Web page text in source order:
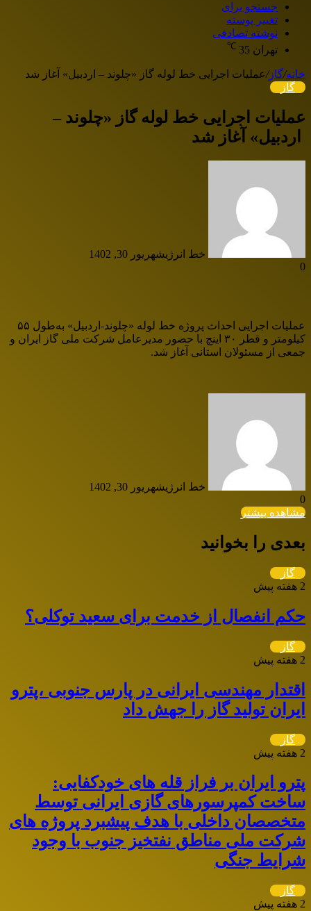
جستجو برای
تغییر پوسته
نوشته تصادفی
تهران 35
℃
خانه/گاز/عملیات اجرایی خط لوله گاز «چلوند – اردبیل» آغاز شد
گاز
عملیات اجرایی خط لوله گاز «چلوند –
اردبیل» آغاز شد
خط انرژیشهریور 30, 1402
0
عملیات اجرایی احداث پروژه خط لوله «چلوند-اردبیل» به‌طول ۵۵
کیلومتر و قطر ۳۰ اینچ با حضور مدیرعامل شرکت ملی گاز ایران و
جمعی از مسئولان استانی آغاز ‌شد.
خط انرژیشهریور 30, 1402
0
مشاهده بیشتر
بعدی را بخوانید
گاز
2 هفته پیش
حکم انفصال از خدمت برای سعید توکلی؟
گاز
2 هفته پیش
اقتدار مهندسی ایرانی در پارس جنوبی ،پترو
ایران تولید گاز را جهش داد
گاز
2 هفته پیش
پترو ایران بر فراز قله های خودکفایی:
ساخت کمپرسورهای گازی ایرانی توسط
متخصصان داخلی با هدف پیشبرد پروژه های
شرکت ملی مناطق نفتخیز جنوب با وجود
شرایط جنگی
گاز
2 هفته پیش